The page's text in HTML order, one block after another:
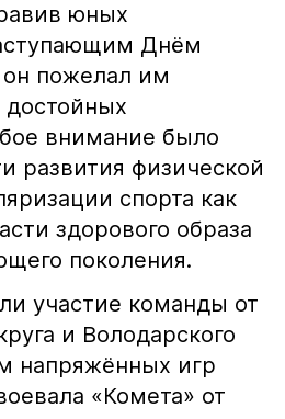
юных
Днём
он пожелал им
внимание было
развития физической
спорта как
здорового образа
поколения.
участие команды от
и Володарского
напряжённых игр
«Комета» от